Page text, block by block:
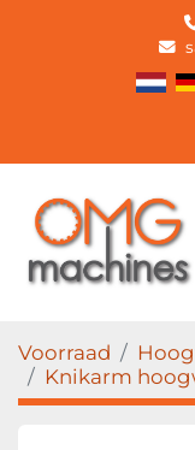
Voorraad
Knikarm